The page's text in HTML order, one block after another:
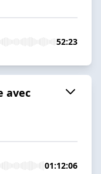
52:23
avec
01:12:06